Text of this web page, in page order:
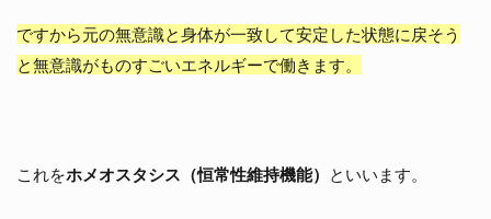
ですから元の無意識と身体が一致して安定した状態に戻そう
と無意識がものすごいエネルギーで働きます。
これをホメオスタシス（恒常性維持機能） といいます。